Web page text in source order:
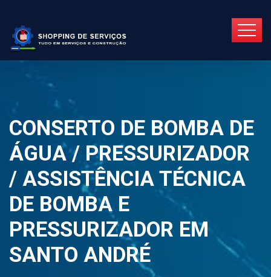
CONSERTO DE BOMBA DE
ÁGUA / PRESSURIZADOR
/ ASSISTÊNCIA TÉCNICA
DE BOMBA E
PRESSURIZADOR EM
SANTO ANDRÉ